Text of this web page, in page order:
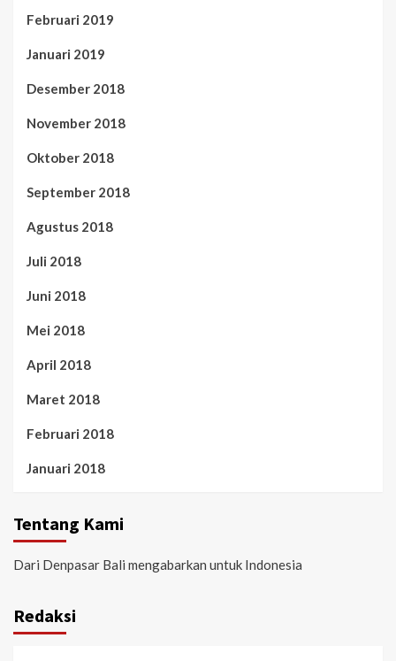
Februari 2019
Januari 2019
Desember 2018
November 2018
Oktober 2018
September 2018
Agustus 2018
Juli 2018
Juni 2018
Mei 2018
April 2018
Maret 2018
Februari 2018
Januari 2018
Tentang Kami
Dari Denpasar Bali mengabarkan untuk Indonesia
Redaksi